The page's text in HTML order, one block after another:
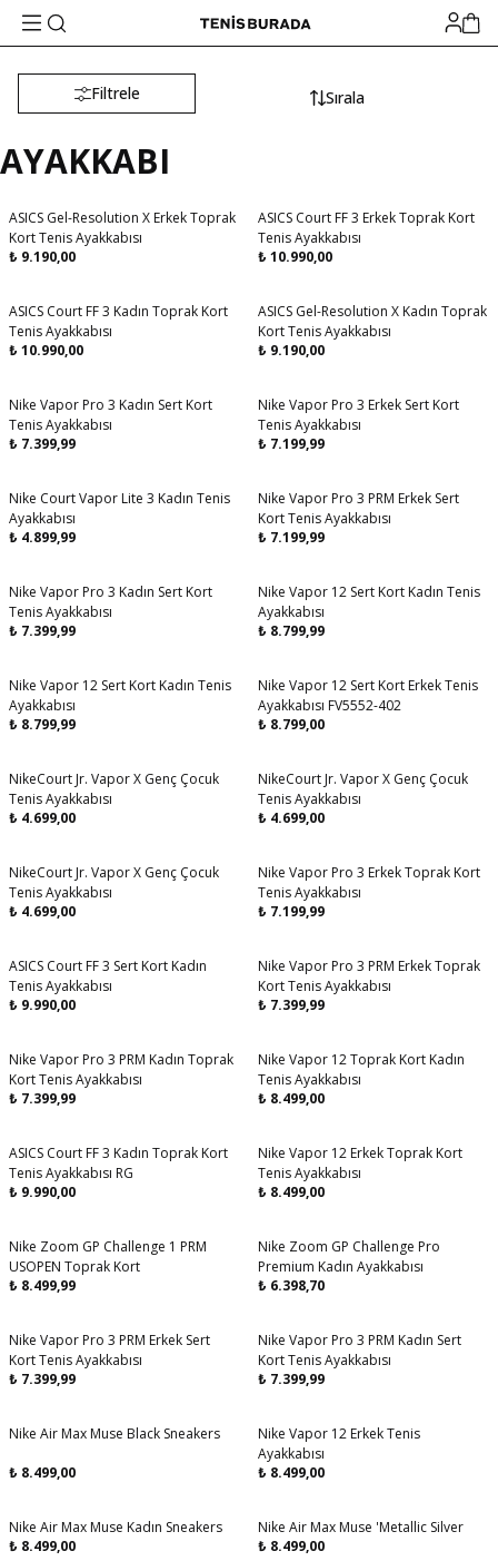
Filtrele Sırala
AYAKKABI
Aynı Gün Kargo
ASICS Gel-Resolution X Erkek Toprak
Kort Tenis Ayakkabısı
₺ 9.190,00
Aynı Gün Kargo
ASICS Court FF 3 Erkek Toprak Kort
Tenis Ayakkabısı
₺ 10.990,00
Aynı Gün Kargo
ASICS Court FF 3 Kadın Toprak Kort
Tenis Ayakkabısı
₺ 10.990,00
Aynı Gün Kargo
ASICS Gel-Resolution X Kadın Toprak
Kort Tenis Ayakkabısı
₺ 9.190,00
Aynı Gün Kargo
Nike Vapor Pro 3 Kadın Sert Kort
Tenis Ayakkabısı
₺ 7.399,99
Aynı Gün Kargo
Nike Vapor Pro 3 Erkek Sert Kort
Tenis Ayakkabısı
₺ 7.199,99
Aynı Gün Kargo
Nike Court Vapor Lite 3 Kadın Tenis
Ayakkabısı
₺ 4.899,99
Aynı Gün Kargo
Nike Vapor Pro 3 PRM Erkek Sert
Kort Tenis Ayakkabısı
₺ 7.199,99
Aynı Gün Kargo
Nike Vapor Pro 3 Kadın Sert Kort
Tenis Ayakkabısı
₺ 7.399,99
Aynı Gün Kargo
Nike Vapor 12 Sert Kort Kadın Tenis
Ayakkabısı
₺ 8.799,99
Aynı Gün Kargo
Nike Vapor 12 Sert Kort Kadın Tenis
Ayakkabısı
₺ 8.799,99
Aynı Gün Kargo
Nike Vapor 12 Sert Kort Erkek Tenis
Ayakkabısı FV5552-402
₺ 8.799,00
NikeCourt Jr. Vapor X Genç Çocuk
Tenis Ayakkabısı
₺ 4.699,00
NikeCourt Jr. Vapor X Genç Çocuk
Tenis Ayakkabısı
₺ 4.699,00
NikeCourt Jr. Vapor X Genç Çocuk
Tenis Ayakkabısı
₺ 4.699,00
Aynı Gün Kargo
Nike Vapor Pro 3 Erkek Toprak Kort
Tenis Ayakkabısı
₺ 7.199,99
Aynı Gün Kargo
ASICS Court FF 3 Sert Kort Kadın
Tenis Ayakkabısı
₺ 9.990,00
Aynı Gün Kargo
Nike Vapor Pro 3 PRM Erkek Toprak
Kort Tenis Ayakkabısı
₺ 7.399,99
Aynı Gün Kargo
Nike Vapor Pro 3 PRM Kadın Toprak
Kort Tenis Ayakkabısı
₺ 7.399,99
Aynı Gün Kargo
Nike Vapor 12 Toprak Kort Kadın
Tenis Ayakkabısı
₺ 8.499,00
Aynı Gün Kargo
ASICS Court FF 3 Kadın Toprak Kort
Tenis Ayakkabısı RG
₺ 9.990,00
Aynı Gün Kargo
Nike Vapor 12 Erkek Toprak Kort
Tenis Ayakkabısı
₺ 8.499,00
Aynı Gün Kargo
Nike Zoom GP Challenge 1 PRM
USOPEN Toprak Kort
₺ 8.499,99
Aynı Gün Kargo
Nike Zoom GP Challenge Pro
Premium Kadın Ayakkabısı
₺ 6.398,70
Aynı Gün Kargo
Nike Vapor Pro 3 PRM Erkek Sert
Kort Tenis Ayakkabısı
₺ 7.399,99
Aynı Gün Kargo
Nike Vapor Pro 3 PRM Kadın Sert
Kort Tenis Ayakkabısı
₺ 7.399,99
Nike Air Max Muse Black Sneakers
₺ 8.499,00
Aynı Gün Kargo
Nike Vapor 12 Erkek Tenis
Ayakkabısı
₺ 8.499,00
Nike Air Max Muse Kadın Sneakers
₺ 8.499,00
Nike Air Max Muse 'Metallic Silver
₺ 8.499,00